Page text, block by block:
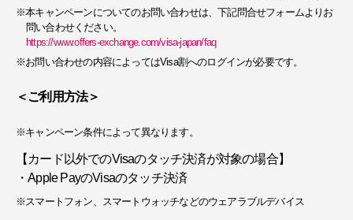
※本キャンペーンについてのお問い合わせは、下記問合せフォームよりお
問い合わせください。
https://www.offers-exchange.com/visa-japan/faq
※お問い合わせの内容によってはVisa割へのログインが必要です。
＜ご利用方法＞
※キャンペーン条件によって異なります。
【カード以外でのVisaのタッチ決済が対象の場合】
・Apple PayのVisaのタッチ決済
※スマートフォン、スマートウォッチなどのウェアラブルデバイス